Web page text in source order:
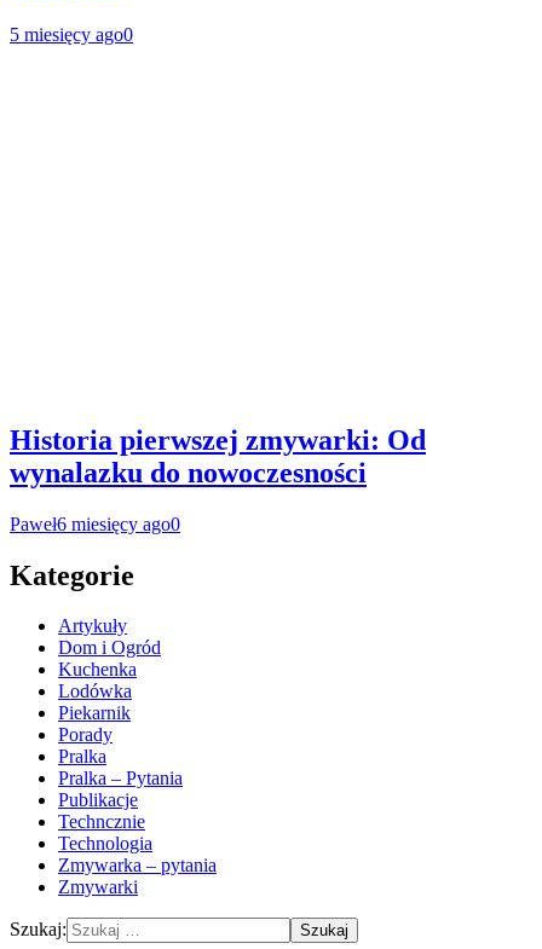
5 miesięcy ago0
Historia pierwszej zmywarki: Od
wynalazku do nowoczesności
Paweł6 miesięcy ago0
Kategorie
Artykuły
Dom i Ogród
Kuchenka
Lodówka
Piekarnik
Porady
Pralka
Pralka – Pytania
Publikacje
Techncznie
Technologia
Zmywarka – pytania
Zmywarki
Szukaj: